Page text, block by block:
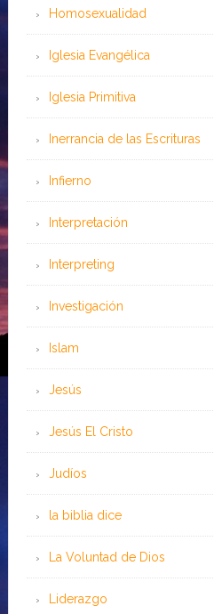
Homosexualidad
Iglesia Evangélica
Iglesia Primitiva
Inerrancia de las Escrituras
Infierno
Interpretación
Interpreting
Investigación
Islam
Jesús
Jesús El Cristo
Judíos
la biblia dice
La Voluntad de Dios
Liderazgo